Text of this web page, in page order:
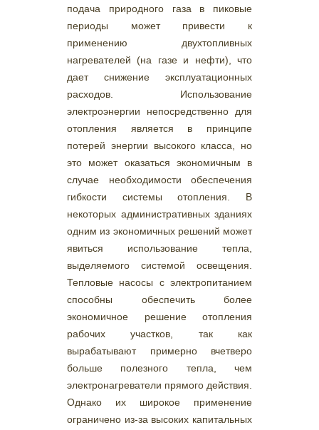
подача природного газа в пиковые
периоды может привести к
применению двухтопливных
нагревателей (на газе и нефти), что
дает снижение эксплуатационных
расходов. Использование
электроэнергии непосредственно для
отопления является в принципе
потерей энергии высокого класса, но
это может оказаться экономичным в
случае необходимости обеспечения
гибкости системы отопления. В
некоторых административных зданиях
одним из экономичных решений может
явиться использование тепла,
выделяемого системой освещения.
Тепловые насосы с электропитанием
способны обеспечить более
экономичное решение отопления
рабочих участков, так как
вырабатывают примерно вчетверо
больше полезного тепла, чем
электронагреватели прямого действия.
Однако их широкое применение
ограничено из-за высоких капитальных